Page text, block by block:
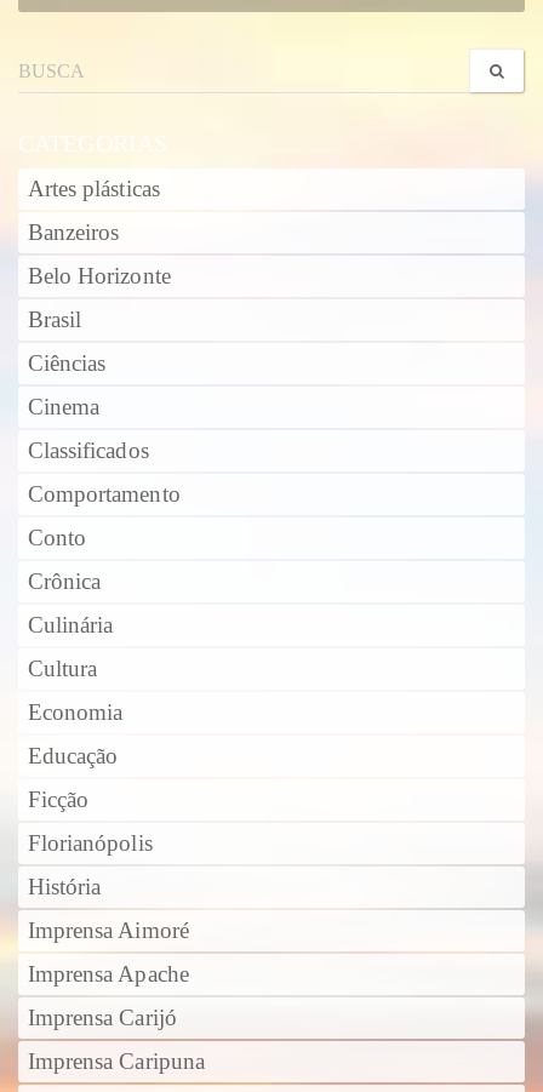
CATEGORIAS
Artes plásticas
Banzeiros
Belo Horizonte
Brasil
Ciências
Cinema
Classificados
Comportamento
Conto
Crônica
Culinária
Cultura
Economia
Educação
Ficção
Florianópolis
História
Imprensa Aimoré
Imprensa Apache
Imprensa Carijó
Imprensa Caripuna